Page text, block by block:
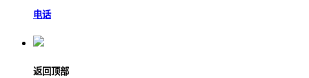
电话
返回顶部